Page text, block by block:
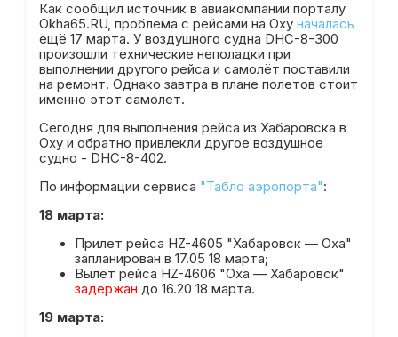
Как сообщил источник в авиакомпании порталу
Okha65.RU, проблема с рейсами на Оху началась
ещё 17 марта. У воздушного судна DHC-8-300
произошли технические неполадки при
выполнении другого рейса и самолёт поставили
на ремонт. Однако завтра в плане полетов стоит
именно этот самолет.
Сегодня для выполнения рейса из Хабаровска в
Оху и обратно привлекли другое воздушное
судно - DHC-8-402.
По информации сервиса "Табло аэропорта":
18 марта:
Прилет рейса HZ-4605 "Хабаровск — Оха"
запланирован в 17.05 18 марта;
Вылет рейса HZ-4606 "Оха — Хабаровск"
задержан до 16.20 18 марта.
19 марта: